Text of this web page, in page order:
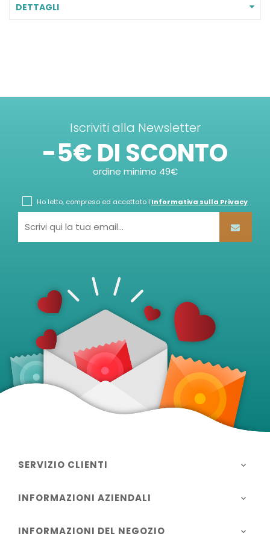
DETTAGLI
Iscriviti alla Newsletter
-5€ DI SCONTO
ordine minimo 49€
Ho letto, compreso ed accettato l'Informativa sulla Privacy
SERVIZIO CLIENTI 
INFORMAZIONI AZIENDALI 
INFORMAZIONI DEL NEGOZIO 